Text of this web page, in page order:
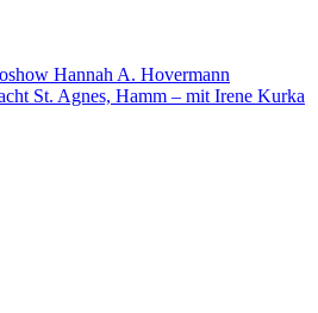
Hannah A. Hovermann
St. Agnes, Hamm – mit Irene Kurka